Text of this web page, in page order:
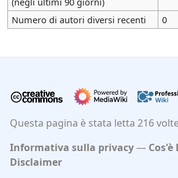
Numero di autori diversi recenti 0
Questa pagina è stata letta 216
Informativa sulla privacy
Cos'è
Disclaimer